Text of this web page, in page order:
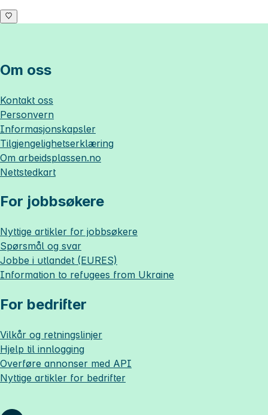
Om oss
Kontakt oss
Personvern
Informasjonskapsler
Tilgjengelighetserklæring
Om arbeidsplassen.no
Nettstedkart
For jobbsøkere
Nyttige artikler for jobbsøkere
Spørsmål og svar
Jobbe i utlandet (EURES)
Information to refugees from Ukraine
For bedrifter
Vilkår og retningslinjer
Hjelp til innlogging
Overføre annonser med API
Nyttige artikler for bedrifter